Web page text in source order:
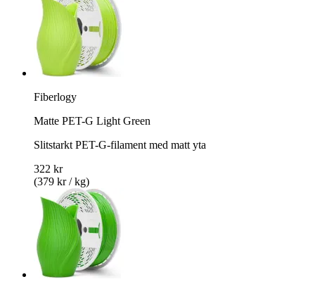
Fiberlogy
Matte PET-G Light Green
Slitstarkt PET-G-filament med matt yta
322 kr
(379 kr / kg)